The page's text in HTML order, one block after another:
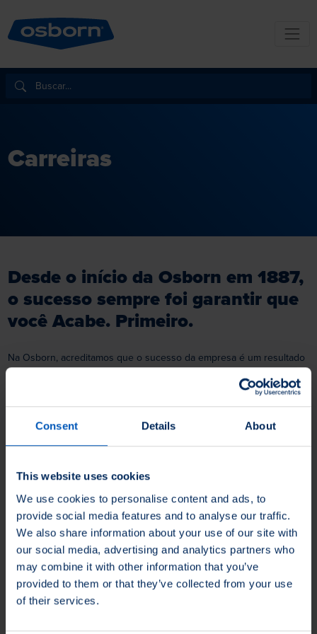
Consent Details About
This website uses cookies
We use cookies to personalise content and ads, to
provide social media features and to analyse our traffic.
We also share information about your use of our site with
our social media, advertising and analytics partners who
may combine it with other information that you’ve
provided to them or that they’ve collected from your use
of their services.
Carreiras
Desde o início da Osborn em 1887,
o sucesso sempre foi garantir que
você Acabe. Primeiro.
Na Osborn, acreditamos que o sucesso da empresa é um resultado
direto das pessoas que fazem parte de nossa organização global.
Por mais de 125 anos, a força de todos na Osborn definiu a posição
oportunidades e todos os candidatos a emprego qualificados são
considerados sem levar em conta raça, cor, religião, sexo,
nacionalidade, status de deficiência, situação de veterano protegido
ou qualquer outra característica protegida por lei.
Junte-se à nossa equipe global e faça mais com suas ideias,
habilidades e know-how do que apenas contribuir para os
resultados.